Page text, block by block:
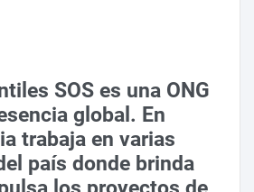
SOS es una ONG
global. En
trabaja en varias
país donde brinda